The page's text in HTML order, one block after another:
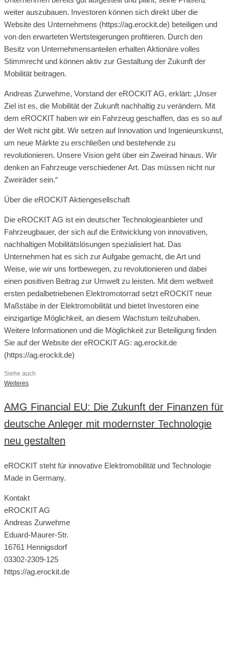
weiter auszubauen. Investoren können sich direkt über die
Website des Unternehmens (https://ag.erockit.de) beteiligen und
von den erwarteten Wertsteigerungen profitieren. Durch den
Besitz von Unternehmensanteilen erhalten Aktionäre volles
Stimmrecht und können aktiv zur Gestaltung der Zukunft der
Mobilität beitragen.
Andreas Zurwehme, Vorstand der eROCKIT AG, erklärt: „Unser
Ziel ist es, die Mobilität der Zukunft nachhaltig zu verändern. Mit
dem eROCKIT haben wir ein Fahrzeug geschaffen, das es so auf
der Welt nicht gibt. Wir setzen auf Innovation und Ingenieurskunst,
um neue Märkte zu erschließen und bestehende zu
revolutionieren. Unsere Vision geht über ein Zweirad hinaus. Wir
denken an Fahrzeuge verschiedener Art. Das müssen nicht nur
Zweiräder sein.“
Über die eROCKIT Aktiengesellschaft
Die eROCKIT AG ist ein deutscher Technologieanbieter und
Fahrzeugbauer, der sich auf die Entwicklung von innovativen,
nachhaltigen Mobilitätslösungen spezialisiert hat. Das
Unternehmen hat es sich zur Aufgabe gemacht, die Art und
Weise, wie wir uns fortbewegen, zu revolutionieren und dabei
einen positiven Beitrag zur Umwelt zu leisten. Mit dem weltweit
ersten pedalbetriebenen Elektromotorrad setzt eROCKIT neue
Maßstäbe in der Elektromobilität und bietet Investoren eine
einzigartige Möglichkeit, an diesem Wachstum teilzuhaben.
Weitere Informationen und die Möglichkeit zur Beteiligung finden
Sie auf der Website der eROCKIT AG: ag.erockit.de
(https://ag.erockit.de)
Siehe auch
Weiteres
AMG Financial EU: Die Zukunft der Finanzen für
deutsche Anleger mit modernster Technologie
neu gestalten
eROCKIT steht für innovative Elektromobilität und Technologie
Made in Germany.
Kontakt
eROCKIT AG
Andreas Zurwehme
Eduard-Maurer-Str.
16761 Hennigsdorf
03302-2309-125
https://ag.erockit.de